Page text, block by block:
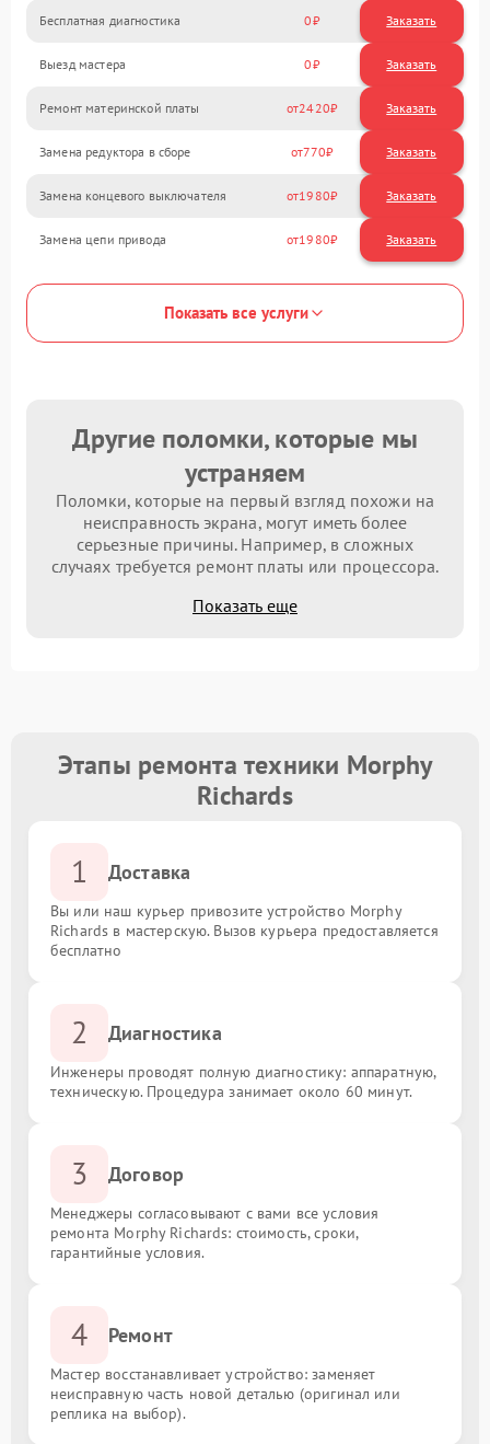
Бесплатная диагностика 0 Заказать
Выезд мастера 0 Заказать
Ремонт материнской платы 2420
Замена редуктора в сборе 770
Замена концевого выключателя 1980
Замена цепи привода 1980
Показать все услуги
Другие поломки, которые мы
устраняем
Поломки, которые на первый взгляд похожи на
неисправность экрана, могут иметь более
серьезные причины. Например, в сложных
случаях требуется ремонт платы или процессора.
Показать еще
Этапы ремонта техники Morphy
Richards
1 Доставка
Вы или наш курьер привозите устройство Morphy
Richards в мастерскую. Вызов курьера предоставляется
бесплатно
2 Диагностика
Инженеры проводят полную диагностику: аппаратную,
техническую. Процедура занимает около 60 минут.
3 Договор
Менеджеры согласовывают с вами все условия
ремонта Morphy Richards: стоимость, сроки,
гарантийные условия.
4 Ремонт
Мастер восстанавливает устройство: заменяет
неисправную часть новой деталью (оригинал или
реплика на выбор).